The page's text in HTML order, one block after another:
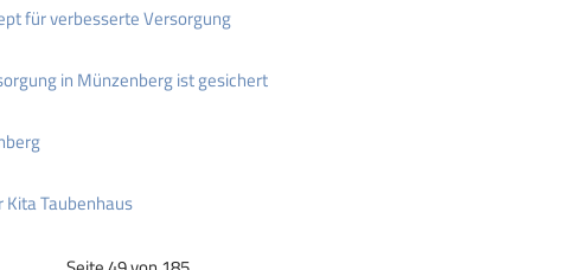
für verbesserte Versorgung
in Münzenberg ist gesichert
Kita Taubenhaus